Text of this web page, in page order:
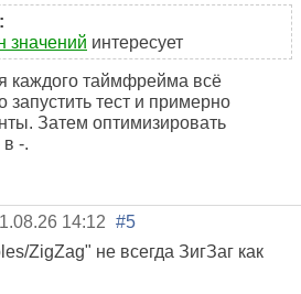
:
значений интересует
каждого таймфрейма всё
запустить тест и примерно
Затем оптимизировать
-.
14:12 #5
ZigZag" не всегда ЗигЗаг как